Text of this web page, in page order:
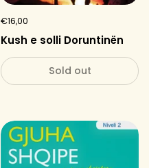
€16,00
Kush e solli Doruntinën
Sold out